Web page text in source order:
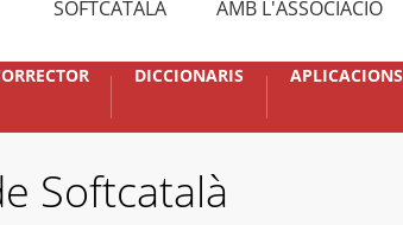
SOFTCATALÀ
AMB L'ASSOCIACIÓ
DICCIONARIS APLICACIONS
Softcatalà